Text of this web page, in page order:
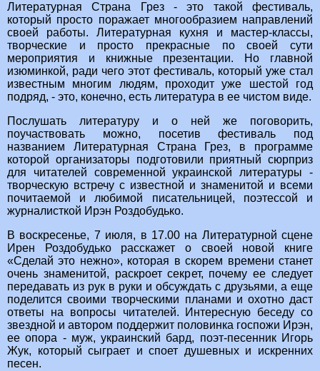
Литературная Страна Грез - это такой фестиваль,
который просто поражает многообразием направлений
своей работы. Литературная кухня и мастер-классы,
творческие и просто прекрасные по своей сути
мероприятия и книжные презентации. Но главной
изюминкой, ради чего этот фестиваль, который уже стал
известным многим людям, проходит уже шестой год
подряд, - это, конечно, есть литература в ее чистом виде.
Послушать литературу и о ней же поговорить,
поучаствовать можно, посетив фестиваль под
названием Литературная Страна Грез, в программе
которой организаторы подготовили приятный сюрприз
для читателей современной украинской литературы -
творческую встречу с известной и знаменитой и всеми
почитаемой и любимой писательницей, поэтессой и
журналисткой Ирэн Роздобудько.
В воскресенье, 7 июля, в 17.00 на Литературной сцене
Ирен Роздобудько расскажет о своей новой книге
«Сделай это нежно», которая в скорем времени станет
очень знаменитой, раскроет секрет, почему ее следует
передавать из рук в руки и обсуждать с друзьями, а еще
поделится своими творческими планами и охотно даст
ответы на вопросы читателей. Интересную беседу со
звездной и автором поддержит половинка госпожи Ирэн,
ее опора - муж, украинский бард, поэт-песенник Игорь
Жук, который сыграет и споет душевных и искренних
песен.